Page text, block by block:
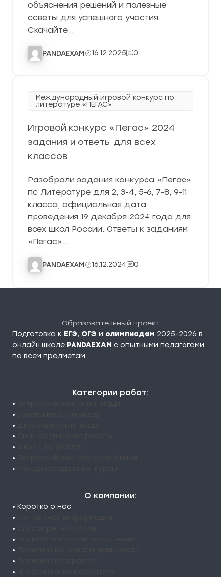
объяснения решений и полезные
советы для успешного участия.
Скачайте…
PANDAEXAM 16.12.2025 0
Международный игровой конкурс по
литературе «ПЕГАС»
Игровой конкурс «Пегас» 2024
задания и ответы для всех
классов
Разобрали задания конкурса «Пегас»
по Литературе для 2, 3-4, 5-6, 7-8, 9-11
класса, официальная дата
проведения 19 декабря 2024 года для
всех школ России. Ответы к заданиям
«Пегас»…
PANDAEXAM 16.12.2024 0
Образовательный проект
Подготовка к ЕГЭ, ОГЭ и олимпиадам 2025-2026 в
онлайн школе PANDAEXAM c опытными педагогами
по всем предметам.
Категории работ:
•
•
•
•
•
•
•
О компании:
• Коротко о нас
•
•
•
•
•
•